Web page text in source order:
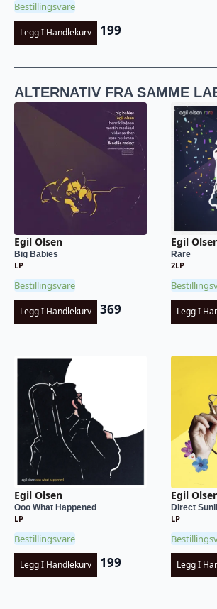
Bestillingsvare
Legg I Handlekurv 199
ALTERNATIV FRA SAMME
Egil Olsen
Big Babies
LP
Bestillingsvare
Legg I Handlekurv 369
Egil
Rare
2LP
Legg I
Egil Olsen
Ooo What Happened
LP
Bestillingsvare
Legg I Handlekurv 199
Egil
Direct
LP
Legg I